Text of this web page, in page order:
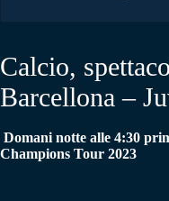
Calcio,
Barcellona –
Domani notte alle 4:30
Champions Tour 2023